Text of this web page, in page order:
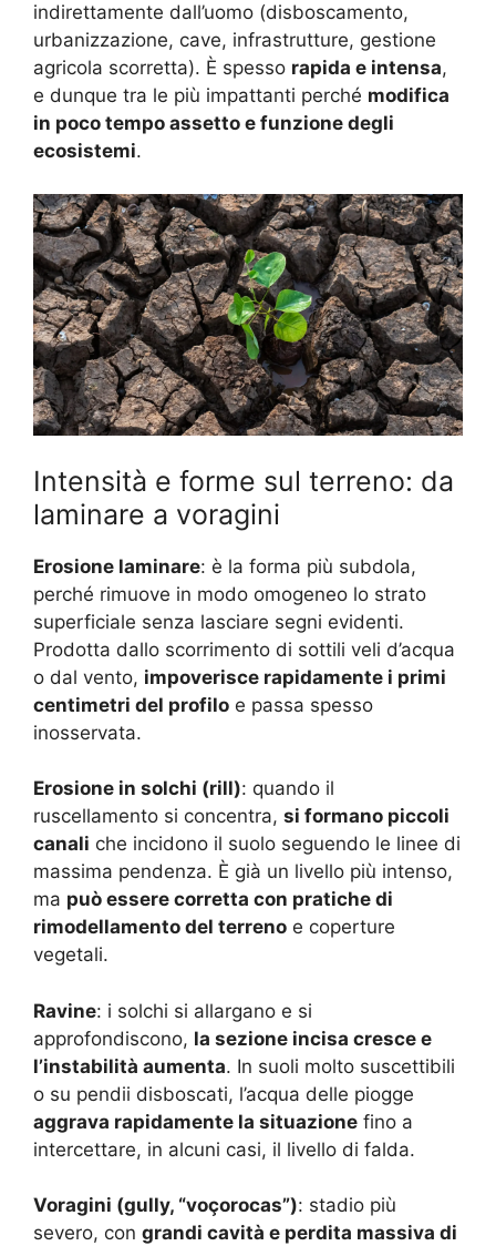
indirettamente dall’uomo (disboscamento,
urbanizzazione, cave, infrastrutture, gestione
agricola scorretta). È spesso rapida e intensa,
e dunque tra le più impattanti perché modifica
in poco tempo assetto e funzione degli
ecosistemi.
Intensità e forme sul terreno: da
laminare a voragini
Erosione laminare: è la forma più subdola,
perché rimuove in modo omogeneo lo strato
superficiale senza lasciare segni evidenti.
Prodotta dallo scorrimento di sottili veli d’acqua
o dal vento, impoverisce rapidamente i primi
centimetri del profilo e passa spesso
inosservata.
Erosione in solchi (rill): quando il
ruscellamento si concentra, si formano piccoli
canali che incidono il suolo seguendo le linee di
massima pendenza. È già un livello più intenso,
ma può essere corretta con pratiche di
rimodellamento del terreno e coperture
vegetali.
Ravine: i solchi si allargano e si
approfondiscono, la sezione incisa cresce e
l’instabilità aumenta. In suoli molto suscettibili
o su pendii disboscati, l’acqua delle piogge
aggrava rapidamente la situazione fino a
intercettare, in alcuni casi, il livello di falda.
Voragini (gully, “voçorocas”): stadio più
severo, con grandi cavità e perdita massiva di